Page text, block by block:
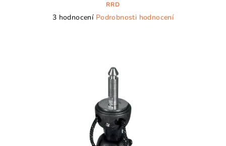
RRD
Průměrné
3 hodnocení Podrobnosti hodnocení